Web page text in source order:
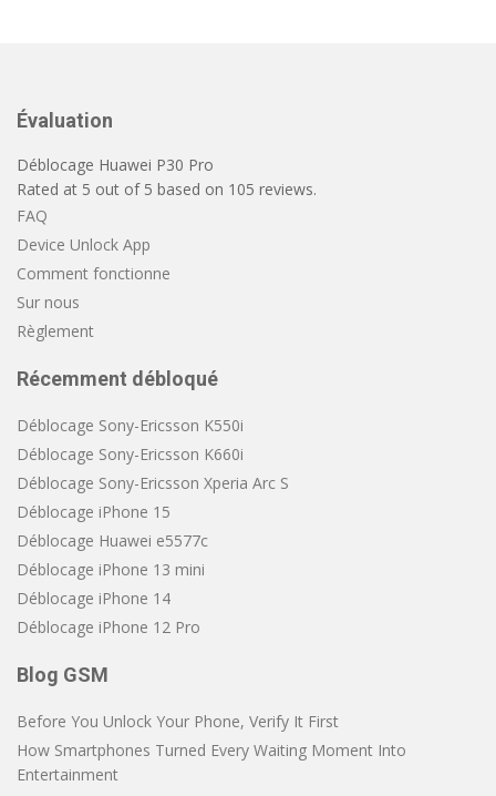
Évaluation
Déblocage Huawei P30 Pro
Rated at 5 out of 5 based on 105 reviews.
FAQ
Device Unlock App
Comment fonctionne
Sur nous
Règlement
Récemment débloqué
Déblocage Sony-Ericsson K550i
Déblocage Sony-Ericsson K660i
Déblocage Sony-Ericsson Xperia Arc S
Déblocage iPhone 15
Déblocage Huawei e5577c
Déblocage iPhone 13 mini
Déblocage iPhone 14
Déblocage iPhone 12 Pro
Blog GSM
Before You Unlock Your Phone, Verify It First
How Smartphones Turned Every Waiting Moment Into
Entertainment